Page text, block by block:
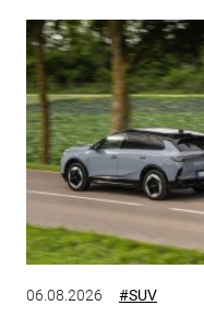
06.08.2026 #SUV